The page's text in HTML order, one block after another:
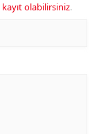
kayıt olabilirsiniz.